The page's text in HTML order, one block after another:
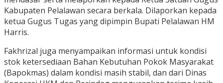
Kabupaten Pelalawan secara berkala. Dilaporkan kepada
ketua Gugus Tugas yang dipimpin Bupati Pelalawan HM
Harris.
Fakhrizal juga menyampaikan informasi untuk kondisi
stok ketersediaan Bahan Kebutuhan Pokok Masyarakat
(Bapokmas) dalam kondisi masih stabil, dan dari Dinas